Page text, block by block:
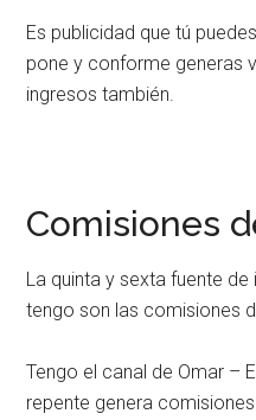
Es publicidad que tú
pone y conforme generas
ingresos también.
Comisiones
La quinta y sexta fuente
tengo son las comisiones
Tengo el canal de Omar –
repente genera